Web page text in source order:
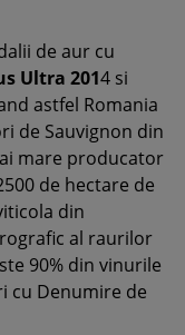
de aur cu
Ultra 2014 si
astfel Romania
de Sauvignon din
mare producator
de hectare de
din
al raurilor
90% din vinurile
cu Denumire de